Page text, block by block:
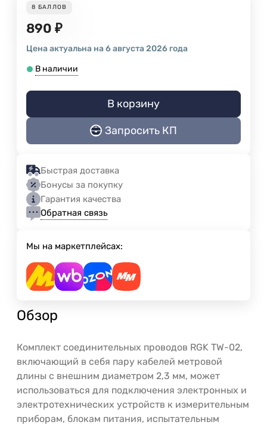
8 БАЛЛОВ
890 ₽
Цена актуальна на 6 августа 2026 года
В наличии
В корзину
Запросить КП
Быстрая доставка
Бонусы за покупку
Гарантия качества
Обратная связь
Мы на маркетплейсах:
Обзор
Комплект соединительных проводов RGK TW-02,
включающий в себя пару кабелей метровой
длины с внешним диаметром 2,3 мм, может
использоваться для подключения электронных и
электротехнических устройств к измерительным
приборам, блокам питания, испытательным